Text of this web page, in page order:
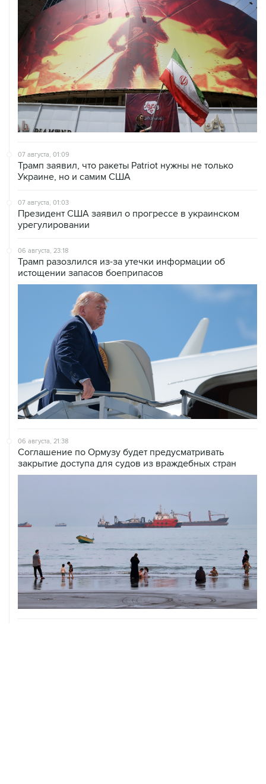
07 августа, 01:09
Трамп заявил, что ракеты Patriot нужны не только
Украине, но и самим США
07 августа, 01:03
Президент США заявил о прогрессе в украинском
урегулировании
06 августа, 23:18
Трамп разозлился из-за утечки информации об
истощении запасов боеприпасов
06 августа, 21:38
Соглашение по Ормузу будет предусматривать
закрытие доступа для судов из враждебных стран